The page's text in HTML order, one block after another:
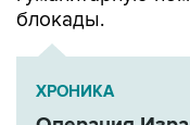
ХРОНИКА
Операция